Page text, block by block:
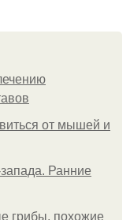
от мышей и
Ранние
грибы, похожие